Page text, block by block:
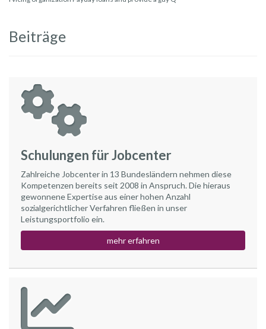
Beiträge
Schulungen für Jobcenter
Zahlreiche Jobcenter in 13 Bundesländern nehmen diese
Kompetenzen bereits seit 2008 in Anspruch. Die hieraus
gewonnene Expertise aus einer hohen Anzahl
sozialgerichtlicher Verfahren fließen in unser
Leistungsportfolio ein.
mehr erfahren